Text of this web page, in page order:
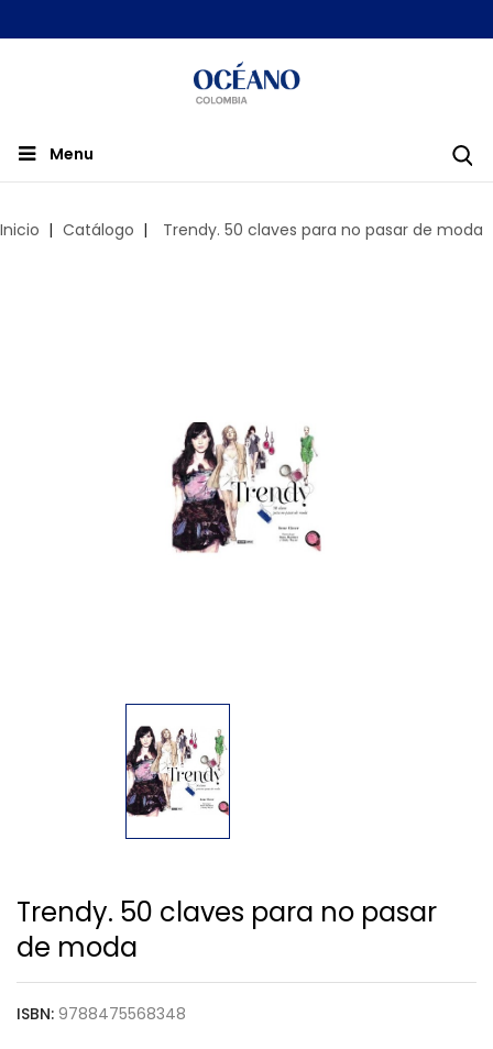
Menu
Inicio Catálogo Trendy. 50 claves para no pasar de moda
Trendy. 50 claves para no pasar
de moda
ISBN: 9788475568348